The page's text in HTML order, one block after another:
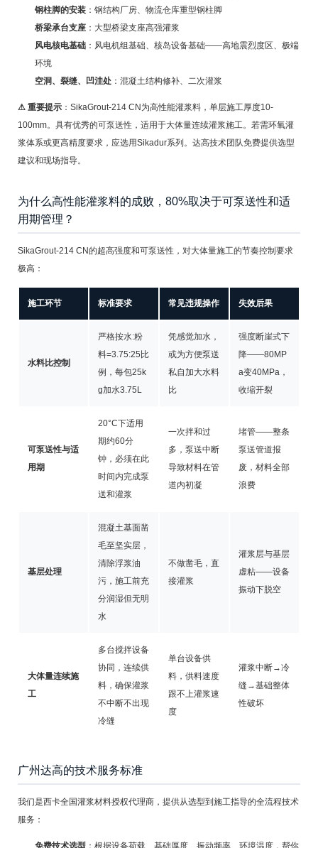
钢柱脚的安装：钢结构厂房、物流仓库重型钢柱脚
桥梁承台支座：大型桥梁支座高强灌浆
风电核电基础：风电机组基础、核岛设备基础——高地震烈度区、极端
环境
空洞、裂缝、凹洼处：混凝土结构修补、二次灌浆
⚠ 重要提示：SikaGrout-214 CN为高性能灌浆料，单层施工厚度10-
100mm。具有优秀的可泵送性，适用于大体量连续灌浆施工。若需环氧灌
浆体系或更高精度要求，应选用Sikadur系列。达高技术团队免费提供选型
建议和现场指导。
为什么高性能灌浆料的成败，80%取决于可泵送性和适
用期管理？
SikaGrout-214 CN的超高强度和可泵送性，对大体量施工的节奏控制要求
极高：
施工环节 标准要求 常见违规操作 失效后果
水料比控制
严格按水:粉
料=3.75:25比
例，每包25k
g加水3.75L
凭感觉加水，
或为方便泵送
私自加大水料
比
强度断崖式下
降——80MP
a变40MPa，
收缩开裂
可泵送性与适
用期
20°C下适用
期约60分
钟，必须在此
时间内完成泵
送和灌浆
一次拌和过
多，泵送中断
导致材料在管
道内初凝
堵管——整条
泵送管道报
废，材料全部
浪费
基层处理
混凝土基面凿
毛至坚实层，
清除浮浆油
污，施工前充
分润湿但无明
水
不做凿毛，直
接灌浆
灌浆层与基层
虚粘——设备
振动下脱空
大体量连续施
工
多台搅拌设备
协同，连续供
料，确保灌浆
不中断不出现
冷缝
单台设备供
料，供料速度
跟不上灌浆速
度
灌浆中断→冷
缝→基础整体
性破坏
广州达高的技术服务标准
我们是西卡全国灌浆材料授权代理商，提供从选型到施工指导的全流程技术
服务：